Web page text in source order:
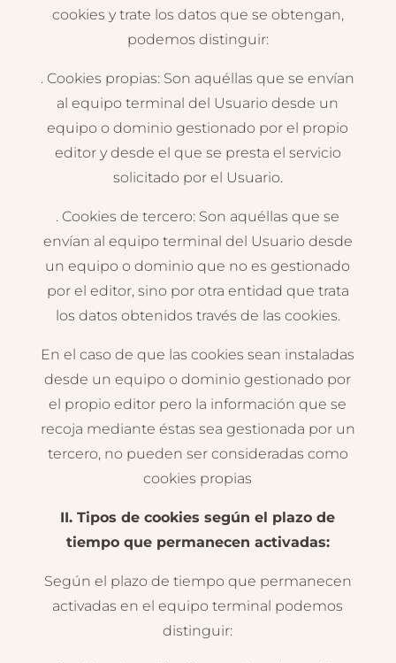
cookies y trate los datos que se obtengan,
podemos distinguir:
. Cookies propias: Son aquéllas que se envían
al equipo terminal del Usuario desde un
equipo o dominio gestionado por el propio
editor y desde el que se presta el servicio
solicitado por el Usuario.
. Cookies de tercero: Son aquéllas que se
envían al equipo terminal del Usuario desde
un equipo o dominio que no es gestionado
por el editor, sino por otra entidad que trata
los datos obtenidos través de las cookies.
En el caso de que las cookies sean instaladas
desde un equipo o dominio gestionado por
el propio editor pero la información que se
recoja mediante éstas sea gestionada por un
tercero, no pueden ser consideradas como
cookies propias
II. Tipos de cookies según el plazo de
tiempo que permanecen activadas:
Según el plazo de tiempo que permanecen
activadas en el equipo terminal podemos
distinguir: